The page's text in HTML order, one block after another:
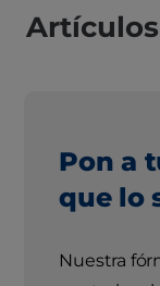
Pon a
que lo
Nuestra